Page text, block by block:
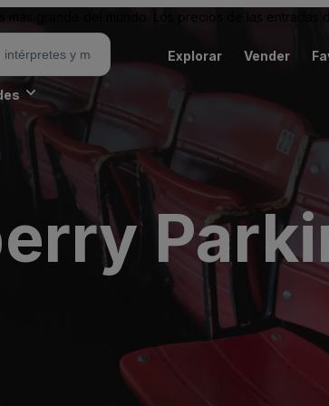
grande del mundo. Los precios de las
Explorar Vender